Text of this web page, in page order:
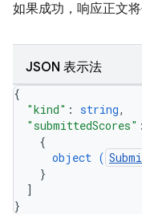
如果成功，响应正文
JSON 表示法
{
"kind" : string,
"submittedScores"
{
object (
}
]
}